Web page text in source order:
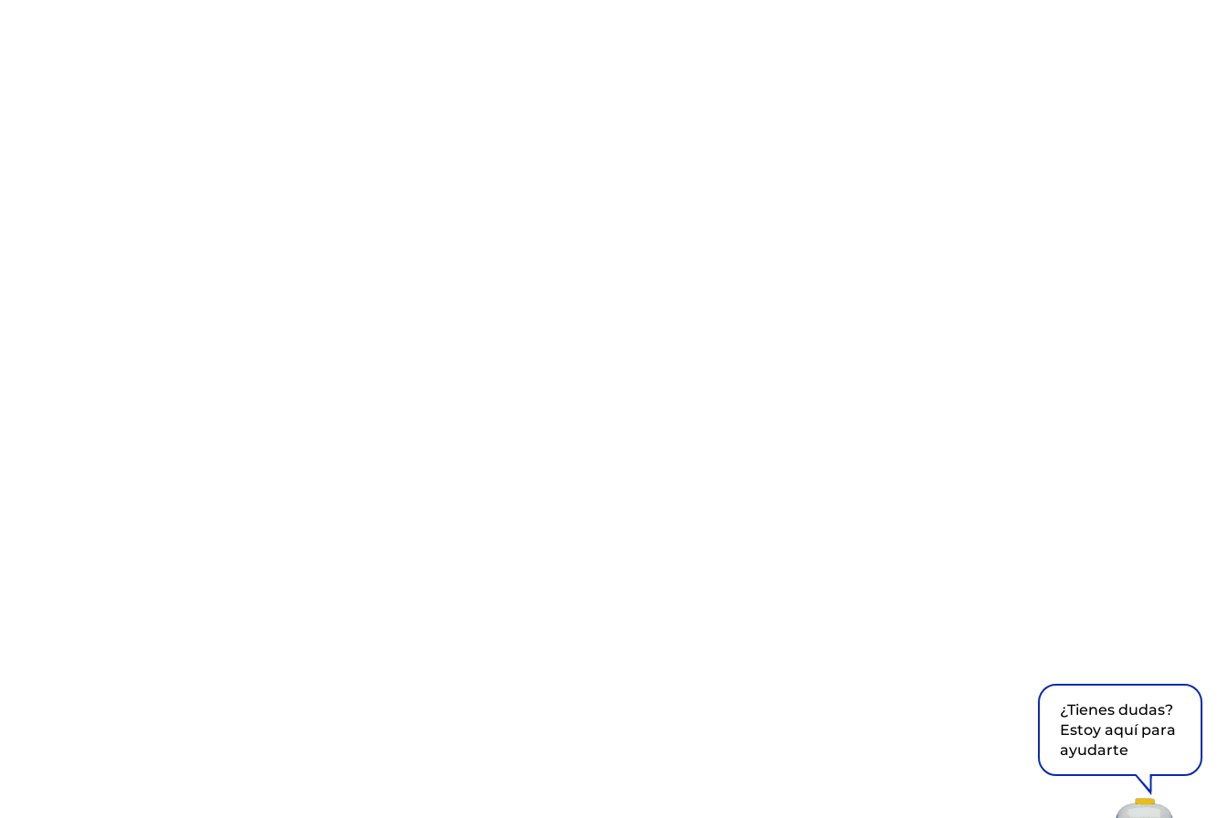
¿Tienes dudas?
Estoy aquí para
ayudarte